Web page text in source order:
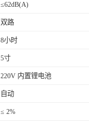
≤62dB(A)
双路
8小时
5寸
220V 内置锂电池
自动
≤ 2%